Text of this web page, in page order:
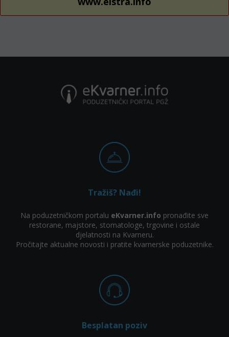
Tražiš? Nađi!
Na poduzetničkom portalu eKvarner.info pronađite sve
restorane, majstore, stomatologe, trgovine i ostale
djelatnosti na Kvarneru.
Pročitajte aktualne novosti i pratite kvarnerske poduzetnike.
Besplatan poziv